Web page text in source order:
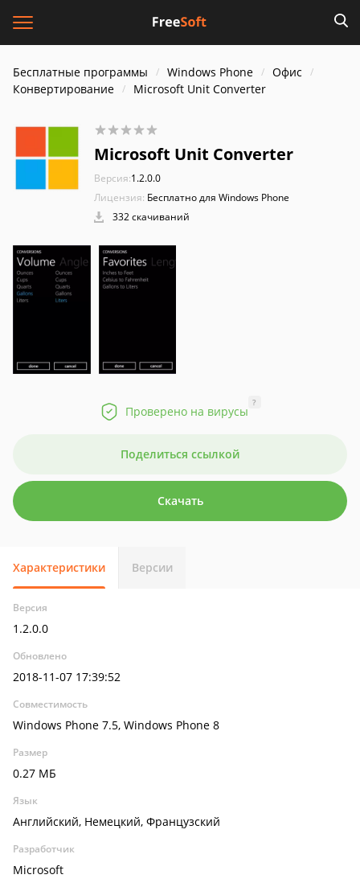
Бесплатные программы Windows Phone
Офис
Конвертирование
Microsoft Unit Converter
Microsoft Unit Converter
Версия:1.2.0.0
Лицензия: Бесплатно для Windows Phone
332 скачиваний
Проверено на вирусы
?
Поделиться ссылкой
Скачать
Характеристики Версии
Версия
1.2.0.0
Обновлено
2018-11-07 17:39:52
Совместимость
Windows Phone 7.5, Windows Phone 8
Размер
0.27 МБ
Язык
Английский, Немецкий, Французский
Разработчик
Microsoft